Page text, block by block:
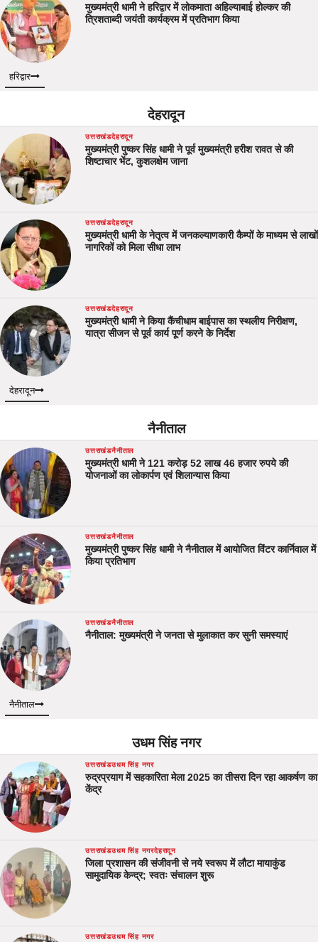
मुख्यमंत्री धामी ने हरिद्वार में लोकमाता अहिल्याबाई होल्कर की
त्रिशताब्दी जयंती कार्यक्रम में प्रतिभाग किया
हरिद्वार
देहरादून
उत्तराखंडदेहरादून
मुख्यमंत्री पुष्कर सिंह धामी ने पूर्व मुख्यमंत्री हरीश रावत से की
शिष्टाचार भेंट, कुशलक्षेम जाना
उत्तराखंडदेहरादून
मुख्यमंत्री धामी के नेतृत्व में जनकल्याणकारी कैम्पों के माध्यम से लाखों
नागरिकों को मिला सीधा लाभ
उत्तराखंडदेहरादून
मुख्यमंत्री धामी ने किया कैंचीधाम बाईपास का स्थलीय निरीक्षण,
यात्रा सीजन से पूर्व कार्य पूर्ण करने के निर्देश
देहरादून
नैनीताल
उत्तराखंडनैनीताल
मुख्यमंत्री धामी ने 121 करोड़ 52 लाख 46 हजार रुपये की
योजनाओं का लोकार्पण एवं शिलान्यास किया
उत्तराखंडनैनीताल
मुख्यमंत्री पुष्कर सिंह धामी ने नैनीताल में आयोजित विंटर कार्निवाल में
किया प्रतिभाग
उत्तराखंडनैनीताल
नैनीताल: मुख्यमंत्री ने जनता से मुलाकात कर सुनी समस्याएं
नैनीताल
उधम सिंह नगर
उत्तराखंडउधम सिंह नगर
रुद्रप्रयाग में सहकारिता मेला 2025 का तीसरा दिन रहा आकर्षण का
केंद्र
उत्तराखंडउधम सिंह नगरदेहरादून
जिला प्रशासन की संजीवनी से नये स्वरूप में लौटा मायाकुंड
सामुदायिक केन्द्र; स्वतः संचालन शुरू
उत्तराखंडउधम सिंह नगर